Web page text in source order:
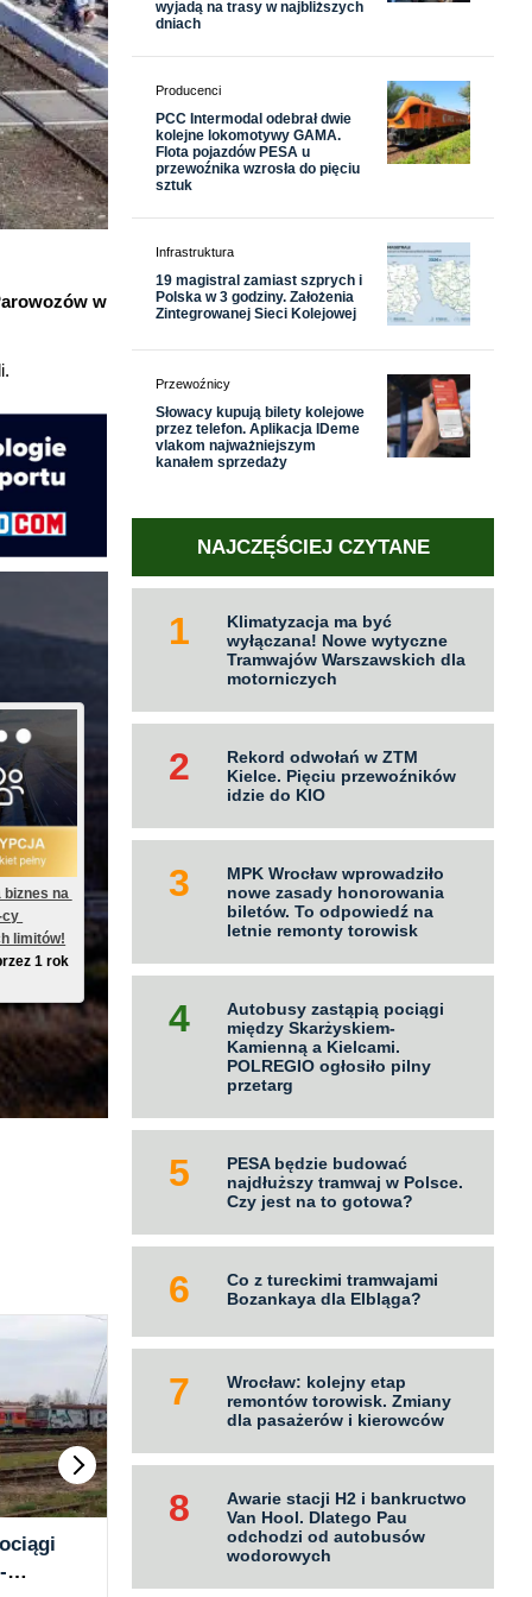
w
na
cy
limitów!
1 rok
POLREGIO wybrało
wykonawcę dokumentacji
wyjadą na trasy w najbliższych
dniach
Producenci
PCC Intermodal odebrał dwie
kolejne lokomotywy GAMA.
Flota pojazdów PESA u
przewoźnika wzrosła do pięciu
sztuk
Infrastruktura
19 magistral zamiast szprych i
Polska w 3 godziny. Założenia
Zintegrowanej Sieci Kolejowej
Przewoźnicy
Słowacy kupują bilety kolejowe
przez telefon. Aplikacja IDeme
vlakom najważniejszym
kanałem sprzedaży
NAJCZĘŚCIEJ CZYTANE
Klimatyzacja ma być
wyłączana! Nowe wytyczne
Tramwajów Warszawskich dla
motorniczych
Rekord odwołań w ZTM
Kielce. Pięciu przewoźników
idzie do KIO
MPK Wrocław wprowadziło
nowe zasady honorowania
biletów. To odpowiedź na
letnie remonty torowisk
Autobusy zastąpią pociągi
między Skarżyskiem-
Kamienną a Kielcami.
POLREGIO ogłosiło pilny
przetarg
PESA będzie budować
najdłuższy tramwaj w Polsce.
Czy jest na to gotowa?
Co z tureckimi tramwajami
Bozankaya dla Elbląga?
Wrocław: kolejny etap
remontów torowisk. Zmiany
dla pasażerów i kierowców
Awarie stacji H2 i bankructwo
Van Hool. Dlatego Pau
odchodzi od autobusów
wodorowych